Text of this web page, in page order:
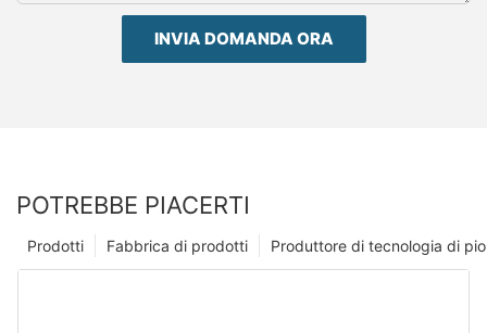
INVIA DOMANDA ORA
POTREBBE PIACERTI
Produttore di tecnologia di
Fabbrica di prodotti
Prodotti